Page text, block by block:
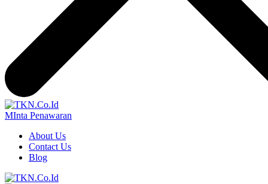
MInta Penawaran
About Us
Contact Us
Blog